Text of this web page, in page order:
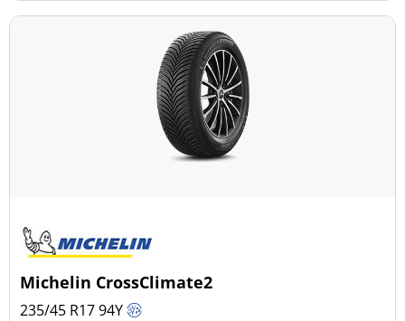
Michelin CrossClimate2
235/45 R1794Y